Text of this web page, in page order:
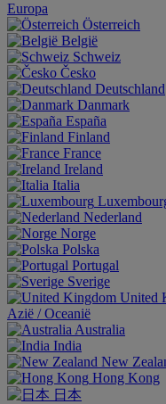
Europa
Österreich
België
Schweiz
Česko
Deutschland
Danmark
España
Finland
France
Ireland
Italia
Nederland
Norge
Polska
Portugal
Sverige
United
Aziё / Oceaniё
Australia
India
New
Hong Kong
日本